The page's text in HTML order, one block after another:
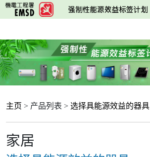
跳
至
要
内
容
主页 > 产品列表 > 选择具能源效益的器具
家居